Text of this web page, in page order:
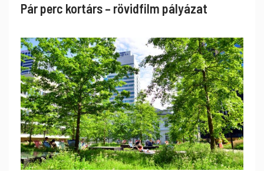
Pár perc kortárs – rövidfilm pályázat